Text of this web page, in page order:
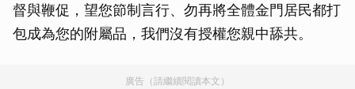
督與鞭促，望您節制言行、勿再將全體金門居民都打
包成為您的附屬品，我們沒有授權您親中舔共。
廣告（請繼續閱讀本文）